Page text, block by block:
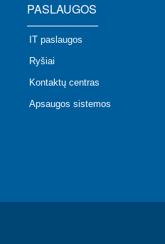
PASLAUGOS
IT paslaugos
Ryšiai
Kontaktų centras
Apsaugos sistemos